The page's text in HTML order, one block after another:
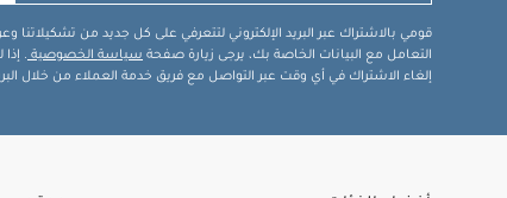
قومي بالاشتراك عبر البريد الإلكتروني لتتعرفي على كل جديد من تشكيلاتنا
التعامل مع البيانات الخاصة بك، يرجى زيارة صفحة سياسة الخصوصية .
إلغاء الاشتراك في أي وقت عبر التواصل مع فريق خدمة العملاء من خلال